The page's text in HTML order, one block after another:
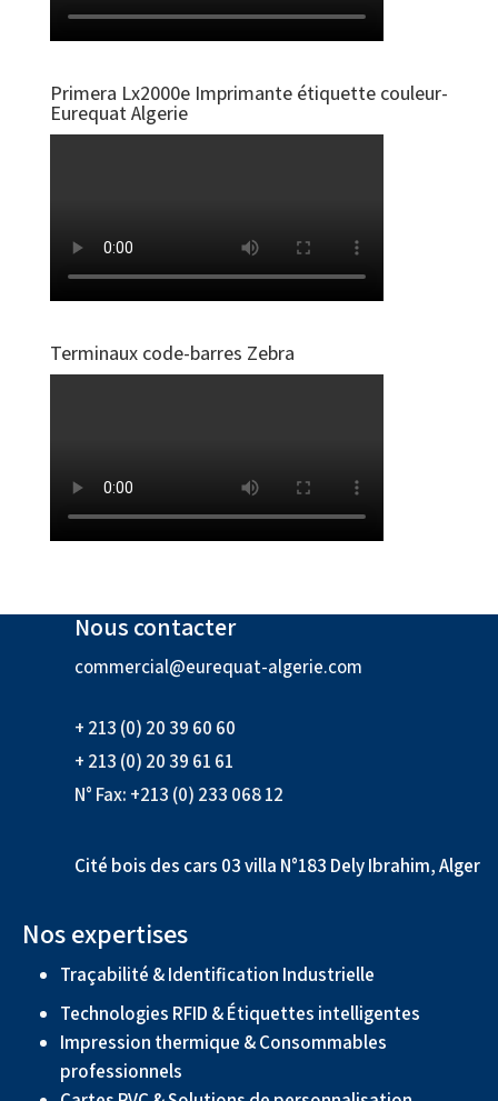
Primera Lx2000e Imprimante étiquette couleur-
Eurequat Algerie
Terminaux code-barres Zebra
Nous contacter
commercial@eurequat-algerie.com
+ 213 (0) 20 39 60 60
+ 213 (0) 20 39 61 61
N° Fax: +213 (0) 233 068 12
Cité bois des cars 03 villa N°183 Dely Ibrahim, Alger
Nos expertises
Traçabilité & Identification Industrielle
Technologies RFID & Étiquettes intelligentes
Impression thermique & Consommables
professionnels